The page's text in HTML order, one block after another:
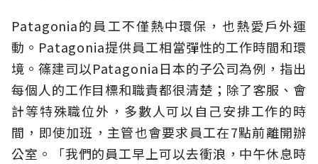
Patagonia的員工不僅熱中環保，也熱愛戶外運
動。Patagonia提供員工相當彈性的工作時間和環
境。篠建司以Patagonia日本的子公司為例，指出
每個人的工作目標和職責都很清楚；除了客服、會
計等特殊職位外，多數人可以自己安排工作的時
間，即使加班，主管也會要求員工在7點前離開辦
公室。「我們的員工早上可以去衝浪，中午休息時